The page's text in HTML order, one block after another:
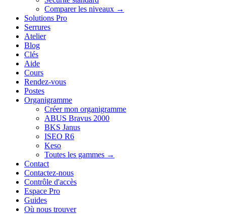
Comparer les niveaux →
Solutions Pro
Serrures
Atelier
Blog
Clés
Aide
Cours
Rendez-vous
Postes
Organigramme
Créer mon organigramme
ABUS Bravus 2000
BKS Janus
ISEO R6
Keso
Toutes les gammes →
Contact
Contactez-nous
Contrôle d'accès
Espace Pro
Guides
Où nous trouver